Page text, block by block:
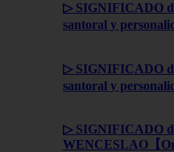
▷ SIGNIFICADO
santoral y
▷ SIGNIFICADO
santoral y
▷ SIGNIFICADO
WENCESLAO【